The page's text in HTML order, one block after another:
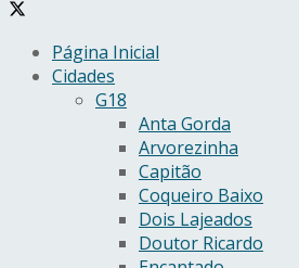
Página Inicial
Cidades
G18
Anta Gorda
Arvorezinha
Capitão
Coqueiro Baixo
Dois Lajeados
Doutor Ricardo